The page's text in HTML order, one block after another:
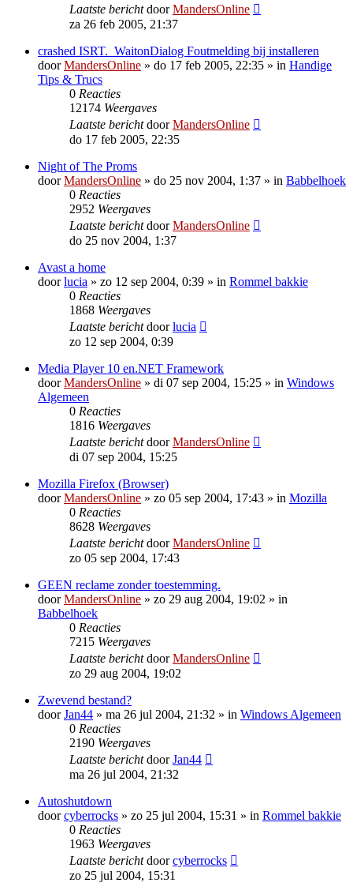
Laatste berichtdoorMandersOnline
za 26 feb 2005, 21:37
crashed ISRT._WaitonDialog Foutmelding bij installeren
doorMandersOnline » do 17 feb 2005, 22:35 » in Handige
Tips & Trucs
0 Reacties
12174 Weergaves
Laatste berichtdoorMandersOnline
do 17 feb 2005, 22:35
Night of The Proms
doorMandersOnline » do 25 nov 2004, 1:37 » in Babbelhoek
0 Reacties
2952 Weergaves
Laatste berichtdoorMandersOnline
do 25 nov 2004, 1:37
Avast a home
doorlucia » zo 12 sep 2004, 0:39 » in Rommel bakkie
0 Reacties
1868 Weergaves
Laatste berichtdoorlucia
zo 12 sep 2004, 0:39
Media Player 10 en.NET Framework
doorMandersOnline » di 07 sep 2004, 15:25 » in Windows
Algemeen
0 Reacties
1816 Weergaves
Laatste berichtdoorMandersOnline
di 07 sep 2004, 15:25
Mozilla Firefox (Browser)
doorMandersOnline » zo 05 sep 2004, 17:43 » in Mozilla
0 Reacties
8628 Weergaves
Laatste berichtdoorMandersOnline
zo 05 sep 2004, 17:43
GEEN reclame zonder toestemming.
doorMandersOnline » zo 29 aug 2004, 19:02 » in
Babbelhoek
0 Reacties
7215 Weergaves
Laatste berichtdoorMandersOnline
zo 29 aug 2004, 19:02
Zwevend bestand?
doorJan44 » ma 26 jul 2004, 21:32 » in Windows Algemeen
0 Reacties
2190 Weergaves
Laatste berichtdoorJan44
ma 26 jul 2004, 21:32
Autoshutdown
doorcyberrocks » zo 25 jul 2004, 15:31 » in Rommel bakkie
0 Reacties
1963 Weergaves
Laatste berichtdoorcyberrocks
zo 25 jul 2004, 15:31